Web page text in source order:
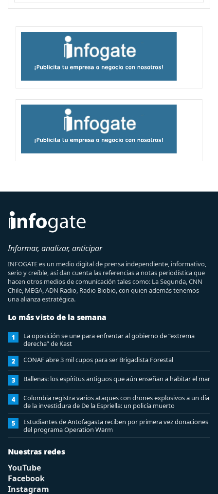
Informar, analizar, anticipar
INFOGATE es un medio digital de prensa independiente, informativo,
serio y creíble, así dan cuenta las referencias a notas periodística que
hacen otros medios de comunicación tales como: La Segunda, CNN
Chile, MEGA, ADN Radio, Radio Biobio, con quien además tenemos
una alianza estratégica.
Lo más visto de la semana
1
La oposición se une para enfrentar al gobierno de “extrema
derecha” de Kast
2 CONAF abre 3 mil cupos para ser Brigadista Forestal
3 Ballenas: los espíritus antiguos que aún enseñan a habitar el mar
4
Colombia registra varios ataques con drones explosivos a un día
de la investidura de De la Espriella: un policía muerto
5
Estudiantes de Antofagasta reciben por primera vez donaciones
del programa Operation Warm
Nuestras redes
YouTube
Facebook
Instagram